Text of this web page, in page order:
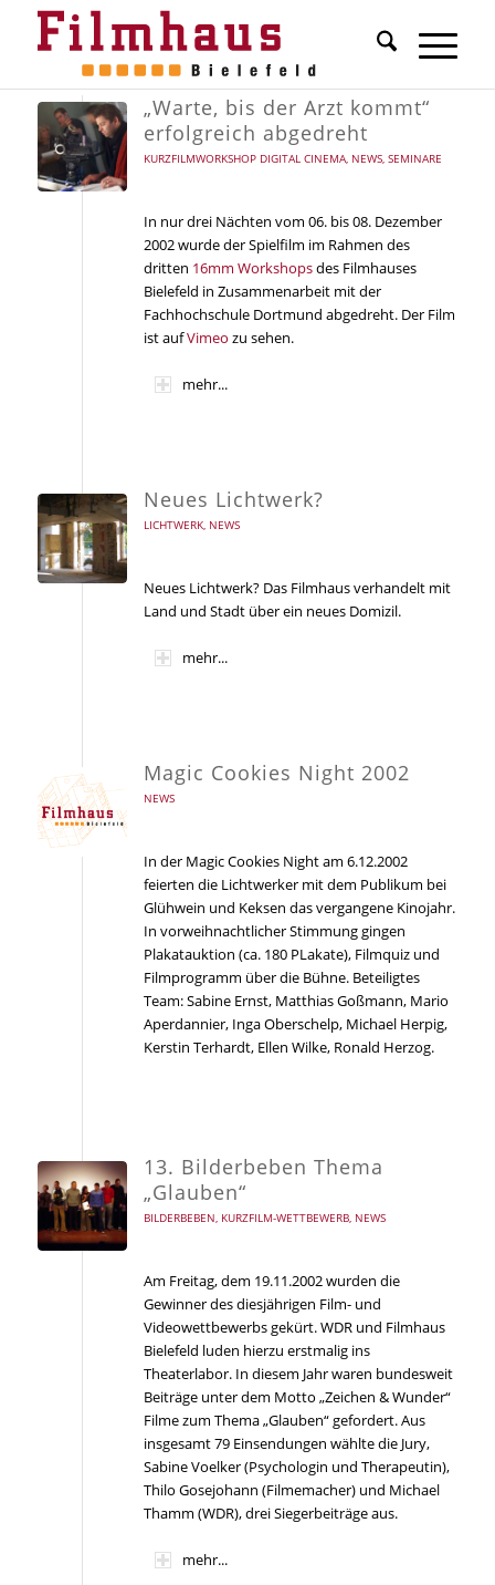
„Warte, bis der Arzt kommt“
erfolgreich abgedreht
KURZFILMWORKSHOP DIGITAL CINEMA, NEWS, SEMINARE
In nur drei Nächten vom 06. bis 08. Dezember
2002 wurde der Spielfilm im Rahmen des
dritten 16mm Workshopsdes Filmhauses
Bielefeld in Zusammenarbeit mit der
Fachhochschule Dortmund abgedreht. Der Film
ist aufVimeo zu sehen.
mehr...
Neues Lichtwerk?
LICHTWERK, NEWS
Neues Lichtwerk? Das Filmhaus verhandelt mit
Land und Stadt über ein neues Domizil.
mehr...
Magic Cookies Night 2002
NEWS
In der Magic Cookies Night am 6.12.2002
feierten die Lichtwerker mit dem Publikum bei
Glühwein und Keksen das vergangene Kinojahr.
In vorweihnachtlicher Stimmung gingen
Plakatauktion (ca. 180 PLakate), Filmquiz und
Filmprogramm über die Bühne. Beteiligtes
Team: Sabine Ernst, Matthias Goßmann, Mario
Aperdannier, Inga Oberschelp, Michael Herpig,
Kerstin Terhardt, Ellen Wilke, Ronald Herzog.
13. Bilderbeben Thema
„Glauben“
BILDERBEBEN, KURZFILM-WETTBEWERB, NEWS
Am Freitag, dem 19.11.2002 wurden die
Gewinner des diesjährigen Film- und
Videowettbewerbs gekürt. WDR und Filmhaus
Bielefeld luden hierzu erstmalig ins
Theaterlabor. In diesem Jahr waren bundesweit
Beiträge unter dem Motto „Zeichen & Wunder“
Filme zum Thema „Glauben“ gefordert. Aus
insgesamt 79 Einsendungen wählte die Jury,
Sabine Voelker (Psychologin und Therapeutin),
Thilo Gosejohann (Filmemacher) und Michael
Thamm (WDR), drei Siegerbeiträge aus.
mehr...